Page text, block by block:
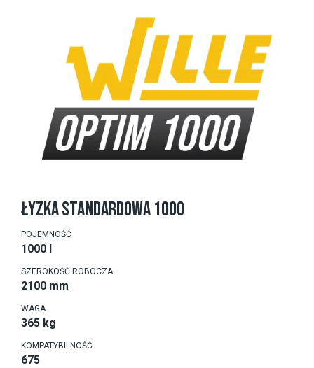
ŁYZKA STANDARDOWA 1000
POJEMNOŚĆ
1000 l
SZEROKOŚĆ ROBOCZA
2100 mm
WAGA
365 kg
KOMPATYBILNOŚĆ
675